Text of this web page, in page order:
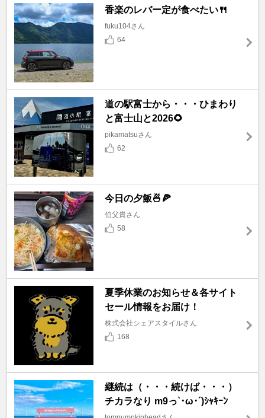
香楽のレバー定が食べたい🍴
fuku104さん
64
道の駅富士から・・・ひまわり
と富士山と2026🌻
pikamatsuさん
62
今日の夕飯🍜🍕
伯父貴さん
58
夏季休業のお知らせ＆各サイト
セール情報をお届け！
株式会社シェアスタイルさん
168
継続は（・・・続けば・・・）
チカラなり m9っ`･ω･´)ｼｬｷｰﾝ